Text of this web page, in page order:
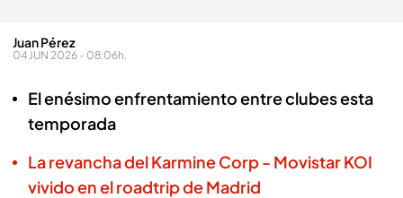
Juan Pérez
04 JUN 2026 - 08:06h.
El enésimo enfrentamiento entre clubes esta
temporada
La revancha del Karmine Corp - Movistar KOI
vivido en el roadtrip de Madrid